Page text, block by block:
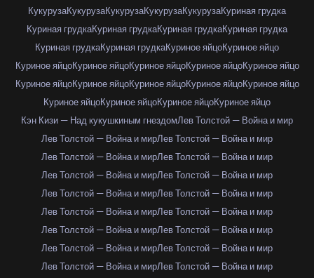
КукурузаКукурузаКукурузаКукурузаКукурузаКуриная грудка
Куриная грудкаКуриная грудкаКуриная грудкаКуриная грудка
Куриная грудкаКуриная грудкаКуриное яйцоКуриное яйцо
Куриное яйцоКуриное яйцоКуриное яйцоКуриное яйцоКуриное яйцо
Куриное яйцоКуриное яйцоКуриное яйцоКуриное яйцоКуриное яйцо
Куриное яйцоКуриное яйцоКуриное яйцоКуриное яйцо
Кэн Кизи — Над кукушкиным гнездомЛев Толстой — Война и мир
Лев Толстой — Война и мирЛев Толстой — Война и мир
Лев Толстой — Война и мирЛев Толстой — Война и мир
Лев Толстой — Война и мирЛев Толстой — Война и мир
Лев Толстой — Война и мирЛев Толстой — Война и мир
Лев Толстой — Война и мирЛев Толстой — Война и мир
Лев Толстой — Война и мирЛев Толстой — Война и мир
Лев Толстой — Война и мирЛев Толстой — Война и мир
Лев Толстой — Война и мирЛев Толстой — Война и мир